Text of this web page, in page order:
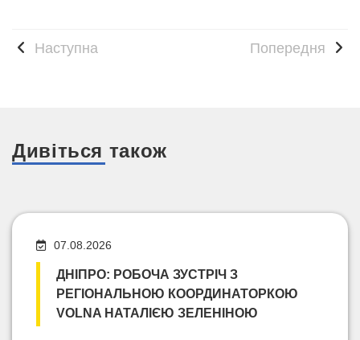
Наступна Попередня
Дивіться також
07.08.2026
ДНІПРО: РОБОЧА ЗУСТРІЧ З
РЕГІОНАЛЬНОЮ КООРДИНАТОРКОЮ
VOLNA НАТАЛІЄЮ ЗЕЛЕНІНОЮ